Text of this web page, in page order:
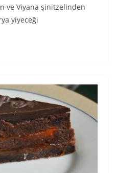
ve Viyana şinitzelinden
yiyeceği